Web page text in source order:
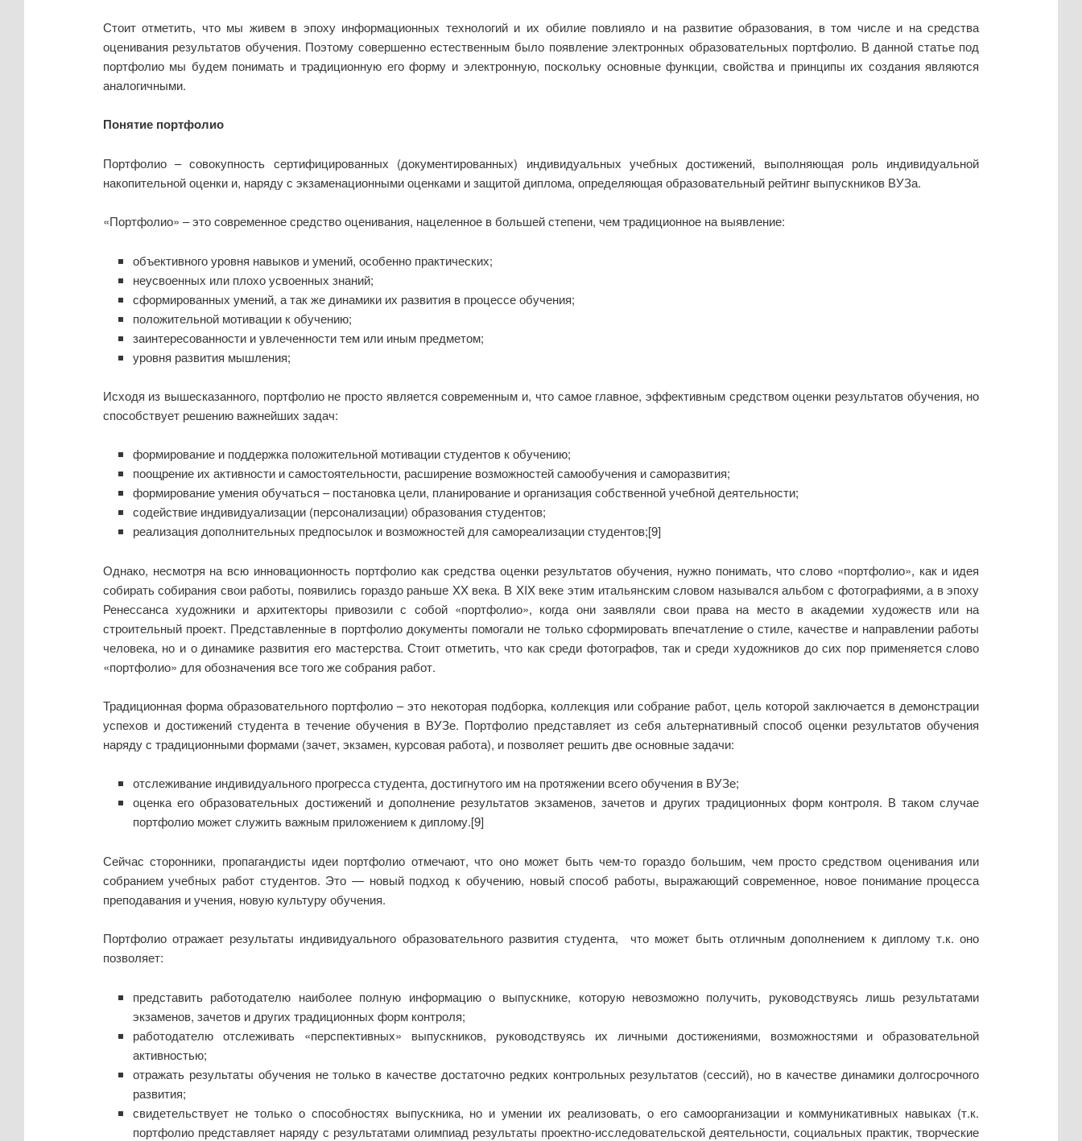
Стоит отметить, что мы живем в эпоху информационных технологий и их обилие повлияло и на развитие образования, в том числе и на средства
оценивания результатов обучения. Поэтому совершенно естественным было появление электронных образовательных портфолио. В данной статье под
портфолио мы будем понимать и традиционную его форму и электронную, поскольку основные функции, свойства и принципы их создания являются
аналогичными.
Понятие портфолио
Портфолио – совокупность сертифицированных (документированных) индивидуальных учебных достижений, выполняющая роль индивидуальной
накопительной оценки и, наряду с экзаменационными оценками и защитой диплома, определяющая образовательный рейтинг выпускников ВУЗа.
«Портфолио» – это современное средство оценивания, нацеленное в большей степени, чем традиционное на выявление:
объективного уровня навыков и умений, особенно практических;
неусвоенных или плохо усвоенных знаний;
сформированных умений, а так же динамики их развития в процессе обучения;
положительной мотивации к обучению;
заинтересованности и увлеченности тем или иным предметом;
уровня развития мышления;
Исходя из вышесказанного, портфолио не просто является современным и, что самое главное, эффективным средством оценки результатов обучения, но
способствует решению важнейших задач:
формирование и поддержка положительной мотивации студентов к обучению;
поощрение их активности и самостоятельности, расширение возможностей самообучения и саморазвития;
формирование умения обучаться – постановка цели, планирование и организация собственной учебной деятельности;
содействие индивидуализации (персонализации) образования студентов;
реализация дополнительных предпосылок и возможностей для самореализации студентов;[9]
Однако, несмотря на всю инновационность портфолио как средства оценки результатов обучения, нужно понимать, что слово «портфолио», как и идея
собирать собирания свои работы, появились гораздо раньше XX века. В XIX веке этим итальянским словом назывался альбом с фотографиями, а в эпоху
Ренессанса художники и архитекторы привозили с собой «портфолио», когда они заявляли свои права на место в академии художеств или на
строительный проект. Представленные в портфолио документы помогали не только сформировать впечатление о стиле, качестве и направлении работы
человека, но и о динамике развития его мастерства. Стоит отметить, что как среди фотографов, так и среди художников до сих пор применяется слово
«портфолио» для обозначения все того же собрания работ.
Традиционная форма образовательного портфолио – это некоторая подборка, коллекция или собрание работ, цель которой заключается в демонстрации
успехов и достижений студента в течение обучения в ВУЗе. Портфолио представляет из себя альтернативный способ оценки результатов обучения
наряду с традиционными формами (зачет, экзамен, курсовая работа), и позволяет решить две основные задачи:
отслеживание индивидуального прогресса студента, достигнутого им на протяжении всего обучения в ВУЗе;
оценка его образовательных достижений и дополнение результатов экзаменов, зачетов и других традиционных форм контроля. В таком случае
портфолио может служить важным приложением к диплому.[9]
Сейчас сторонники, пропагандисты идеи портфолио отмечают, что оно может быть чем-то гораздо большим, чем просто средством оценивания или
собранием учебных работ студентов. Это — новый подход к обучению, новый способ работы, выражающий современное, новое понимание процесса
преподавания и учения, новую культуру обучения.
Портфолио отражает результаты индивидуального образовательного развития студента, что может быть отличным дополнением к диплому т.к. оно
позволяет:
представить работодателю наиболее полную информацию о выпускнике, которую невозможно получить, руководствуясь лишь результатами
экзаменов, зачетов и других традиционных форм контроля;
работодателю отслеживать «перспективных» выпускников, руководствуясь их личными достижениями, возможностями и образовательной
активностью;
отражать результаты обучения не только в качестве достаточно редких контрольных результатов (сессий), но в качестве динамики долгосрочного
развития;
свидетельствует не только о способностях выпускника, но и умении их реализовать, о его самоорганизации и коммуникативных навыках (т.к.
портфолио представляет наряду с результатами олимпиад результаты проектно-исследовательской деятельности, социальных практик, творческие